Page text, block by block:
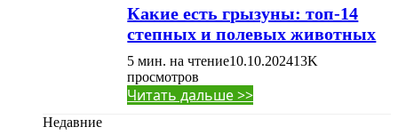
Какие есть грызуны: топ-14
степных и полевых животных
5 мин. на чтение10.10.202413K
просмотров
Читать дальше >>
Недавние